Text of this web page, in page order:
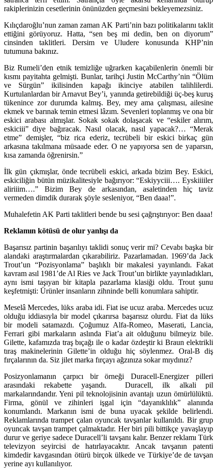
rakiplerinizin cesetlerinin önünüzden geçmesini bekleyemezsiniz.
Kılıçdaroğlu’nun zaman zaman AK Parti’nin bazı politikalarını taklit
ettiğini görüyoruz. Hatta, “sen beş mi dedin, ben on diyorum”
cinsinden taklitleri. Dersim ve Uludere konusunda KHP’nin
tutumuna bakınız.
Biz Rumeli’den etnik temizliğe uğrarken kaçabilenlerin önemli bir
kısmı payitahta gelmişti. Bunlar, tarihçi Justin McCarthy’nin “Ölüm
ve Sürgün” ikilisinden kapağı ikinciye atabilen talihlilerdi.
Kurtulanlardan bir Arnavut Bey’i, yanında getirebildiği üç-beş kuruş
tükenince zor durumda kalmış. Bey, mey ama çalışması, ailesine
ekmek ve barınak temin etmesi lâzım. Sevenleri toplanmış ve ona bir
eskici arabası almışlar. Sokak sokak dolaşacak ve “eskiler alırım,
eskiciii” diye bağıracak. Nasıl olacak, nasıl yapacak?… “Merak
etme” demişler, “biz rica ederiz, tecrübeli bir eskici birkaç gün
arkasına takılmana müsaade eder. O ne yapıyorsa sen de yaparsın,
kısa zamanda öğrenirsin.”
İlk gün çıkmışlar, önde tecrübeli eskici, arkada bizim Bey. Eskici,
eskiciliğin bütün müzikalitesiyle bağırıyor: “Eskiyyciii…. Eyskiiiiler
aliriiim….” Bizim Bey de arkasından, asaletinden hiç taviz
vermeden dimdik durarak şöyle sesleniyor, “Ben daaa!”.
Muhalefetin AK Parti taklitleri bende bu sesi çağrıştırıyor: Ben daaa!
Reklamın kötüsü de olur yanlışı da
Başarısız partinin başarılıyı taklidi sonuç verir mi? Cevabı başka bir
alandaki araştırmalardan çıkarabiliriz. Pazarlamadan. 1969’da Jack
Trout’un “Pozisyonlama” başlıklı bir makalesi yayınlandı. Fakat
kavram asıl 1981’de Al Ries ve Jack Trout’un birlikte yayınladıkları,
aynı ismi taşıyan bir kitapla pazarlama klasiği oldu. Trout şunu
keşfetmişti: Ürünler insanların zihninde belli konumlara sahiptir.
Meselâ Mercedes, lüks araba idi. Fiat ise ucuz araba. Mercedes ucuz
olduğu iddiasıyla bir model çıkarırsa başarısız olurdu. Fiat da lüks
bir modeli satamazdı. Çoğumuz Alfa-Romeo, Maserati, Lancia,
Ferrari gibi markaların aslında Fiat’a ait olduğunu bilmeyiz bile.
Gilette, kafamızda traş bıçağı ile o kadar özdeştir ki Braun elektrikli
tıraş makinelerinin Gilette’in olduğu hiç söylenmez. Oral-B diş
fırçalarının da. Siz jilet marka fırçayı ağzınıza sokar mıydınız?
Posizyonlamanın çarpıcı bir örneği Duracell-Energizer pilleri
arasındaki rekabette yaşandı. Duracell, ilk alkali pil
markalarındandır. Yeni pil teknolojisinin avantajı uzun ömürlülüktü.
Firma, gönül ve zihinleri işgal için “dayanıklılık” alanında
konumlandı. Markanın ismi de buna uyacak şekilde belirlendi.
Reklamlarında trampet çalan oyuncak tavşanlar kullanıldı. Bir grup
oyuncak tavşan trampet çalmaktadır. Her biri pili bittikçe yavaşlayıp
durur ve geriye sadece Duracell’li tavşanı kalır. Benzer reklamı Türk
televizyon seyircisi de hatırlayacaktır. Ancak tavşanın patenti
kimdedir kavgasından ötürü birçok ülkede ve Türkiye’de de tavşan
yerine ayı kullanılıyor.